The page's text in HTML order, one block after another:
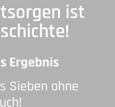
ist
Ergebnis
Sieben ohne